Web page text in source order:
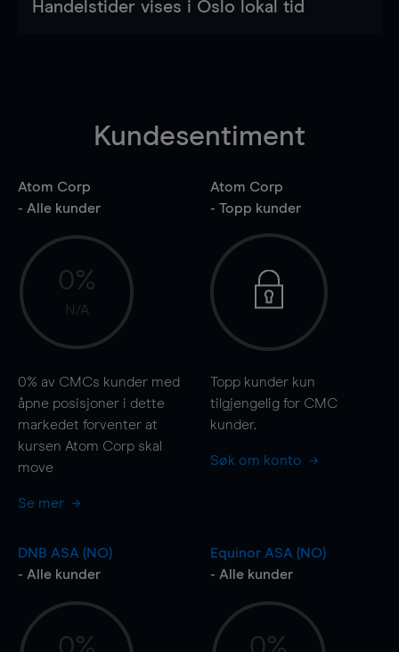
Handelstider vises i Oslo lokal tid
Kundesentiment
Atom Corp
- Alle kunder
0%
N/A
0% av CMCs kunder med
åpne posisjoner i dette
markedet forventer at
kursen Atom Corp skal
move
Se mer
Atom Corp
- Topp kunder
Topp kunder kun
tilgjengelig for CMC
kunder.
Søk om konto
DNB ASA (NO)
- Alle kunder
Equinor ASA (NO)
- Alle kunder